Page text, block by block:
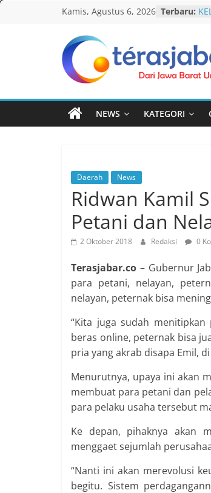
Skip
Kamis, Agustus 6, 2026 Terbaru:
Teras
Jabar
NEWS KATEGORI
Daerah News
Ridwan Kamil
Petani dan
2 Oktober 2018 Redaksi 0
Terasjabar.co – Gubernur
para petani, nelayan,
nelayan, peternak bisa
“Kita juga sudah
beras online, peternak bisa
pria yang akrab disapa Emil,
Menurutnya, upaya ini akan
membuat para petani dan
para pelaku usaha tersebut
Ke depan, pihaknya akan
menggaet sejumlah
“Nanti ini akan merevolusi
begitu. Sistem